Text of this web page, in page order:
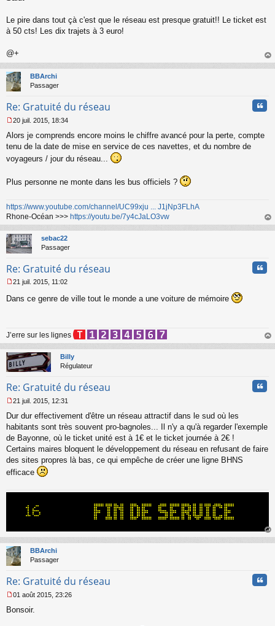
s
a
g
n
o
n
l
u
Le pire dans tout çà c'est que le réseau est presque gratuit!! Le ticket est
à 50 cts! Les dix trajets à 3 euro!
@+
au
BBArchi
Passager
Re: Gratuité du réseau
e
s
a
e
n
20 juil. 2015, 18:34
Alors je comprends encore moins le chiffre avancé pour la perte, compte
tenu de la date de mise en service de ces navettes, et du nombre de
voyageurs / jour du réseau...
Plus personne ne monte dans les bus officiels ?
https://www.youtube.com/channel/UC99xju ... J1jNp3FLhA
Rhone-Océan >>> https://youtu.be/7y4cJaLO3vw
au
sebac22
Passager
Re: Gratuité du réseau
e
g
e
n
o
n
u
21 juil. 2015, 11:02
Dans ce genre de ville tout le monde a une voiture de mémoire
J’erre sur les lignes
au
Billy
Régulateur
Re: Gratuité du réseau
e
s
s
g
e
n
21 juil. 2015, 12:31
Dur dur effectivement d'être un réseau attractif dans le sud où les
habitants sont très souvent pro-bagnoles... Il n'y a qu'à regarder l'exemple
de Bayonne, où le ticket unité est à 1€ et le ticket journée à 2€ !
Certains maires bloquent le développement du réseau en refusant de faire
des sites propres là bas, ce qui empêche de créer une ligne BHNS
efficace
au
BBArchi
Passager
Re: Gratuité du réseau
e
01 août 2015, 23:26
Bonsoir.